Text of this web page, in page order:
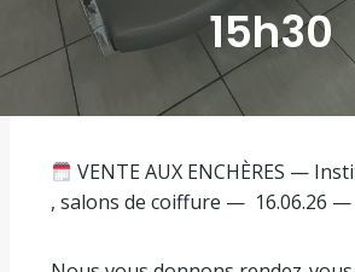
15h30
VENTE AUX ENCHÈRES —
, salons de coiffure — 16.06.26